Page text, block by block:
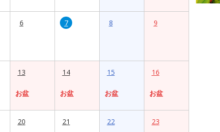
6 7 8 9
13
お盆
14
お盆
15
お盆
16
お盆
20 21 22 23